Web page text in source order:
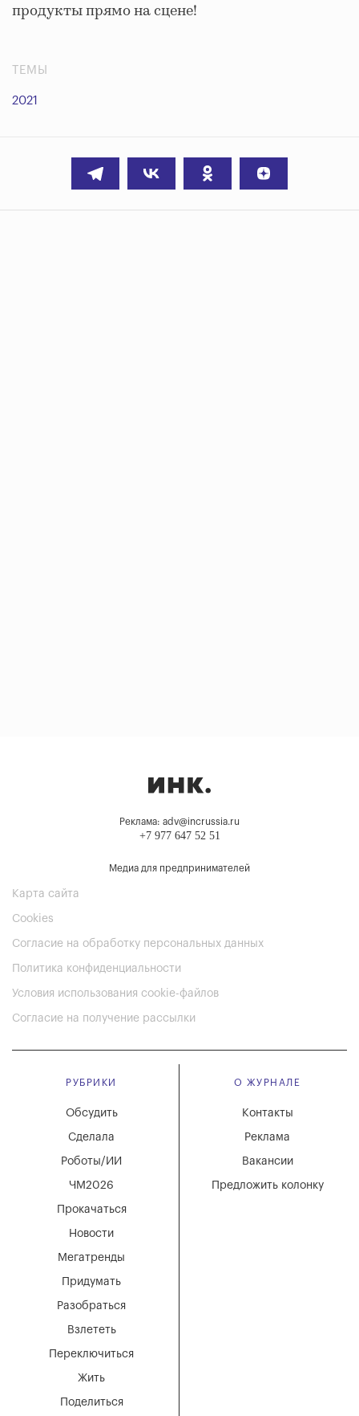
продукты прямо на сцене!
ТЕМЫ
2021
Реклама: adv@incrussia.ru
+7 977 647 52 51
Медиа для предпринимателей
Карта сайта
Cookies
Согласие на обработку персональных данных
Политика конфиденциальности
Условия использования cookie-файлов
Согласие на получение рассылки
РУБРИКИ
Мегатренды
Придумать
Разобраться
Взлететь
Новости
Переключиться
Жить
Поделиться
Обсудить
Сделала
Роботы/ИИ
ЧМ2026
Прокачаться
О ЖУРНАЛЕ
Вакансии
Реклама
Контакты
Предложить колонку